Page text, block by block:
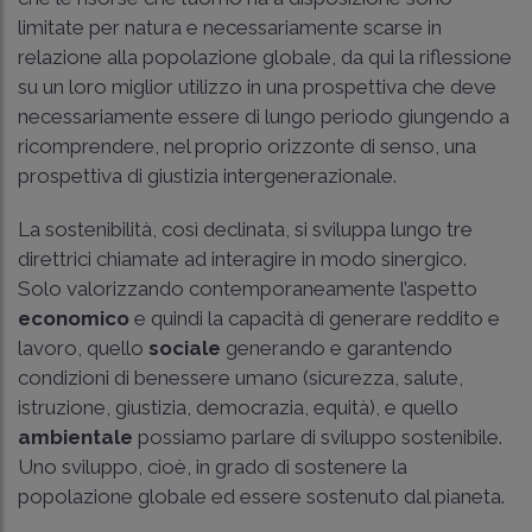
limitate per natura e necessariamente scarse in
relazione alla popolazione globale, da qui la riflessione
su un loro miglior utilizzo in una prospettiva che deve
necessariamente essere di lungo periodo giungendo a
ricomprendere, nel proprio orizzonte di senso, una
prospettiva di giustizia intergenerazionale.
La sostenibilità, così declinata, si sviluppa lungo tre
direttrici chiamate ad interagire in modo sinergico.
Solo valorizzando contemporaneamente l’aspetto
economico e quindi la capacità di generare reddito e
lavoro, quello sociale generando e garantendo
condizioni di benessere umano (sicurezza, salute,
istruzione, giustizia, democrazia, equità), e quello
ambientale possiamo parlare di sviluppo sostenibile.
Uno sviluppo, cioè, in grado di sostenere la
popolazione globale ed essere sostenuto dal pianeta.